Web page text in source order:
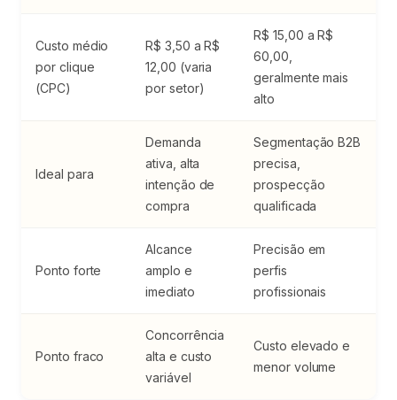
Custo médio
por clique
(CPC)
R$ 3,50 a R$
12,00 (varia
por setor)
R$ 15,00 a R$
60,00,
geralmente mais
alto
Ideal para
Demanda
ativa, alta
intenção de
compra
Segmentação B2B
precisa,
prospecção
qualificada
Ponto forte
Alcance
amplo e
imediato
Precisão em
perfis
profissionais
Ponto fraco
Concorrência
alta e custo
variável
Custo elevado e
menor volume